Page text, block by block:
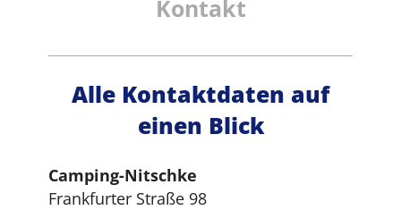
Kontakt
Alle Kontaktdaten auf
einen Blick
Camping-Nitschke
Frankfurter Straße 98